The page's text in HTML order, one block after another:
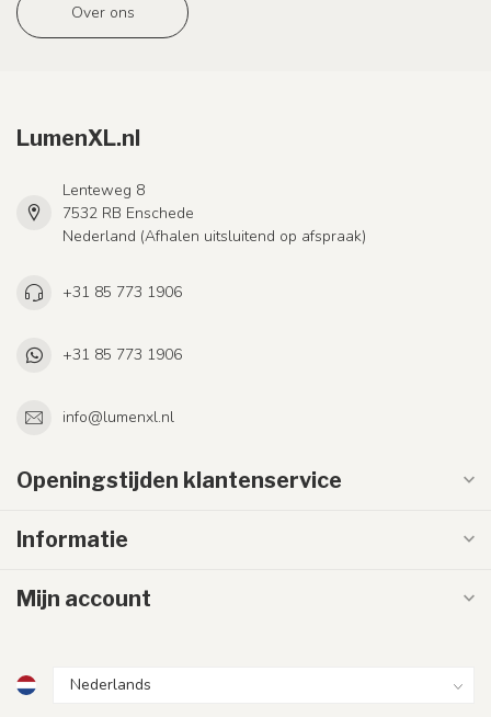
Over ons
LumenXL.nl
Lenteweg 8
7532 RB Enschede
Nederland (Afhalen uitsluitend op afspraak)
+31 85 773 1906
+31 85 773 1906
info@lumenxl.nl
Openingstijden klantenservice
Informatie
Mijn account